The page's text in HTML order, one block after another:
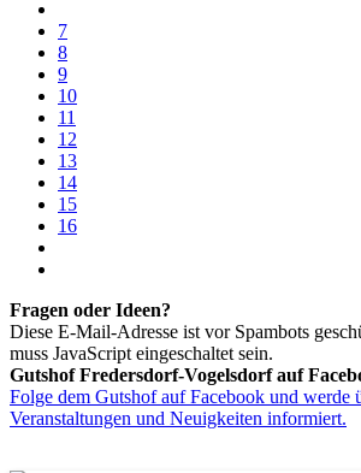
7
8
9
10
11
12
13
14
15
16
Fragen oder Ideen?
Diese E-Mail-Adresse ist vor Spambots
muss JavaScript eingeschaltet sein.
Gutshof Fredersdorf-Vogelsdorf auf
Folge dem Gutshof auf Facebook und werde
Veranstaltungen und Neuigkeiten informiert.